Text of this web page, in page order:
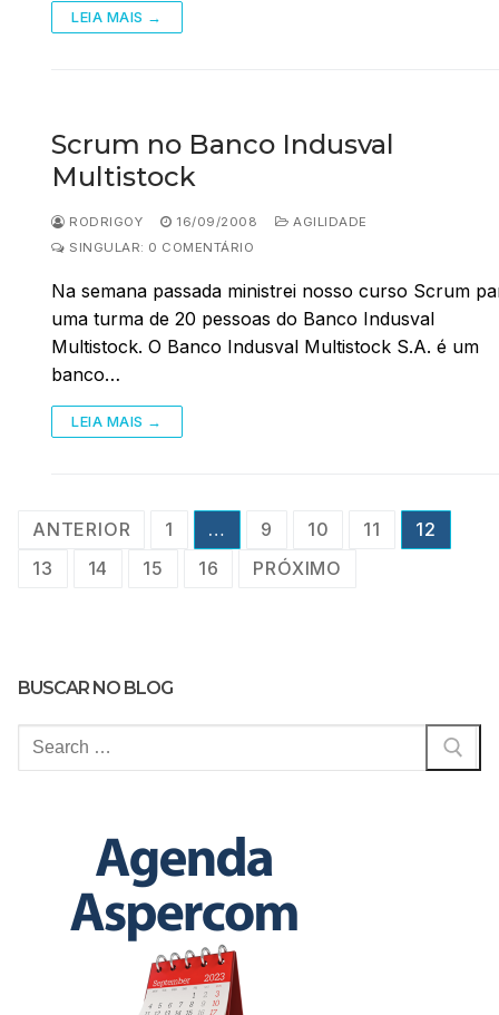
LEIA MAIS →
Scrum no Banco Indusval
Multistock
RODRIGOY 16/09/2008
AGILIDADE
SINGULAR: 0 COMENTÁRIO
Na semana passada ministrei nosso curso Scrum
uma turma de 20 pessoas do Banco Indusval
Multistock. O Banco Indusval Multistock S.A. é um
banco…
LEIA MAIS →
Paginação
de
ANTERIOR 1 … 9 10 11
12
13
14 15 16 PRÓXIMO
BUSCAR NO BLOG
Pesquisar
por: